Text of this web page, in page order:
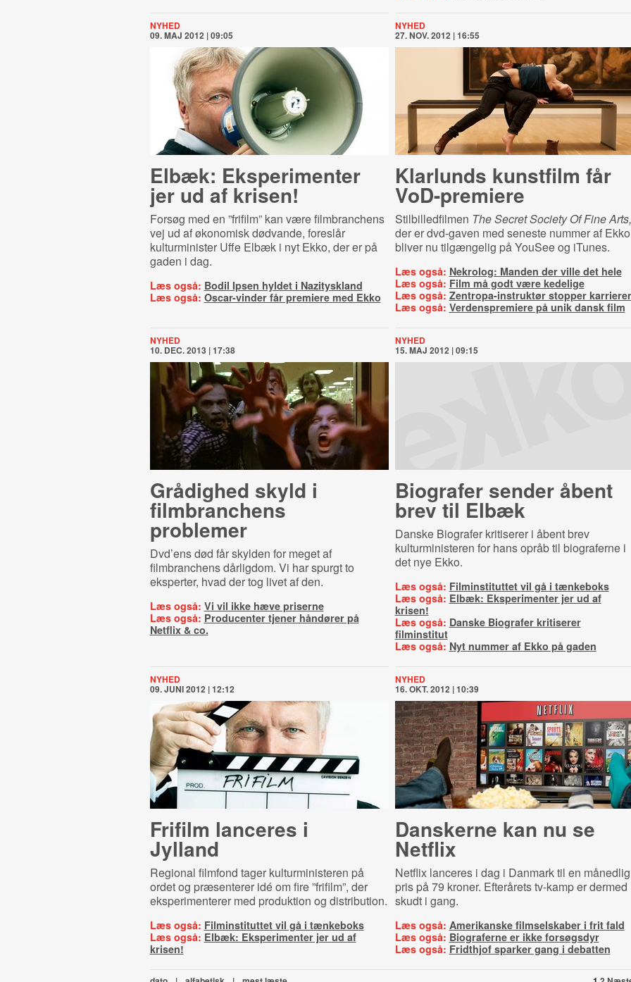
NYHED
09. MAJ 2012 | 09:05
Elbæk: Eksperimenter
jer ud af krisen!
Forsøg med en ”frifilm” kan være filmbranchens
vej ud af økonomisk dødvande, foreslår
kulturminister Uffe Elbæk i nyt Ekko, der er på
gaden i dag.
Læs også: Bodil Ipsen hyldet i Nazityskland
Læs også: Oscar-vinder får premiere med Ekko
NYHED
27. NOV. 2012 | 16:55
Klarlunds kunstfilm får
VoD-premiere
Stilbilledfilmen The Secret Society Of Fine Arts,
der er dvd-gaven med seneste nummer af
bliver nu tilgængelig på YouSee og iTunes.
Læs også: Nekrolog: Manden der ville det hele
Læs også: Film må godt være kedelige
Læs også: Zentropa-instruktør stopper
Læs også: Verdenspremiere på unik dansk film
NYHED
10. DEC. 2013 | 17:38
Grådighed skyld i
filmbranchens
problemer
Dvd’ens død får skylden for meget af
filmbranchens dårligdom. Vi har spurgt to
eksperter, hvad der tog livet af den.
Læs også: Vi vil ikke hæve priserne
Læs også: Producenter tjener håndører på
Netflix & co.
NYHED
15. MAJ 2012 | 09:15
Biografer sender åbent
brev til Elbæk
Danske Biografer kritiserer i åbent brev
kulturministeren for hans opråb til biograferne i
det nye Ekko.
Læs også: Filminstituttet vil gå i tænkeboks
Læs også: Elbæk: Eksperimenter jer ud af
krisen!
Læs også: Danske Biografer kritiserer
filminstitut
Læs også: Nyt nummer af Ekko på gaden
NYHED
09. JUNI 2012 | 12:12
Frifilm lanceres i
Jylland
Regional filmfond tager kulturministeren på
ordet og præsenterer idé om fire ”frifilm”, der
eksperimenterer med produktion og distribution.
Læs også: Filminstituttet vil gå i tænkeboks
Læs også: Elbæk: Eksperimenter jer ud af
krisen!
NYHED
16. OKT. 2012 | 10:39
Danskerne kan nu se
Netflix
Netflix lanceres i dag i Danmark til en månedlig
pris på 79 kroner. Efterårets tv-kamp er dermed
skudt i gang.
Læs også: Amerikanske filmselskaber i frit fald
Læs også: Biograferne er ikke forsøgsdyr
Læs også: Fridthjof sparker gang i debatten